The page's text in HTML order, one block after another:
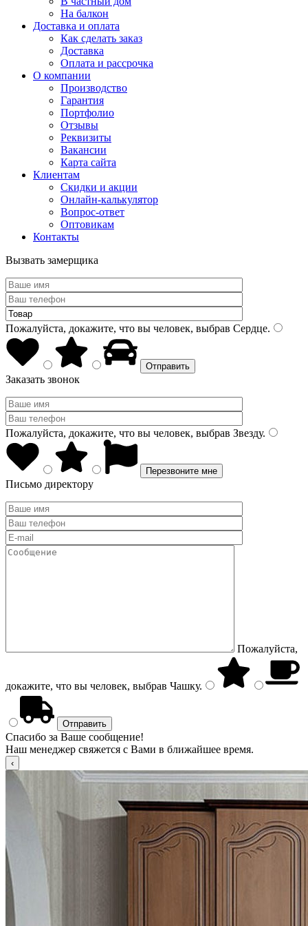
На балкон
Доставка и оплата
Как сделать заказ
Доставка
Оплата и рассрочка
О компании
Производство
Гарантия
Портфолио
Отзывы
Реквизиты
Вакансии
Карта сайта
Клиентам
Скидки и акции
Онлайн-калькулятор
Вопрос-ответ
Оптовикам
Контакты
Вызвать замерщика
Пожалуйста, докажите, что вы человек, выбрав Сердце.
Заказать звонок
Пожалуйста, докажите, что вы человек, выбрав Звезду.
Письмо директору
Пожалуйста,
докажите, что вы человек, выбрав Чашку.
Спасибо за Ваше сообщение!
Наш менеджер свяжется с Вами в ближайшее время.